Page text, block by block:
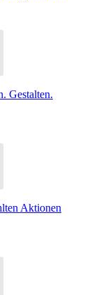
Gestalten.
Aktionen